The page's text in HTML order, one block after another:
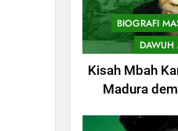
BIOGRAFI
DAWUH
Kisah Mbah
Madura